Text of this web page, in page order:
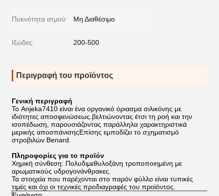
Πυκνότητα ατμού: Μη Διαθέσιμο
Ιξώδες: 200-500
Περιγραφή του προϊόντος
Γενική περιγραφή
Το Anjeka7410 είναι ένα οργανικό όριασμα σιλικόνης με
ιδιότητες αποσφενώσεως.βελτιώνοντας έτσι τη ροή και την
ισοπέδωση, παρουσιάζοντας παράλληλα χαρακτηριστικά
μερικής αποσπάνισηςΕπίσης εμποδίζει το σχηματισμό
στροβιλών Benard.
Πληροφορίες για το προϊόν
Χημική σύνθεση: Πολυδιμεθυλοξάνη τροποποιημένη με
αρωματικούς υδρογονάνθρακες.
Τα στοιχεία που παρέχονται στο παρόν φύλλο είναι τυπικές
τιμές και όχι οι τεχνικές προδιαγραφές του προϊόντος.